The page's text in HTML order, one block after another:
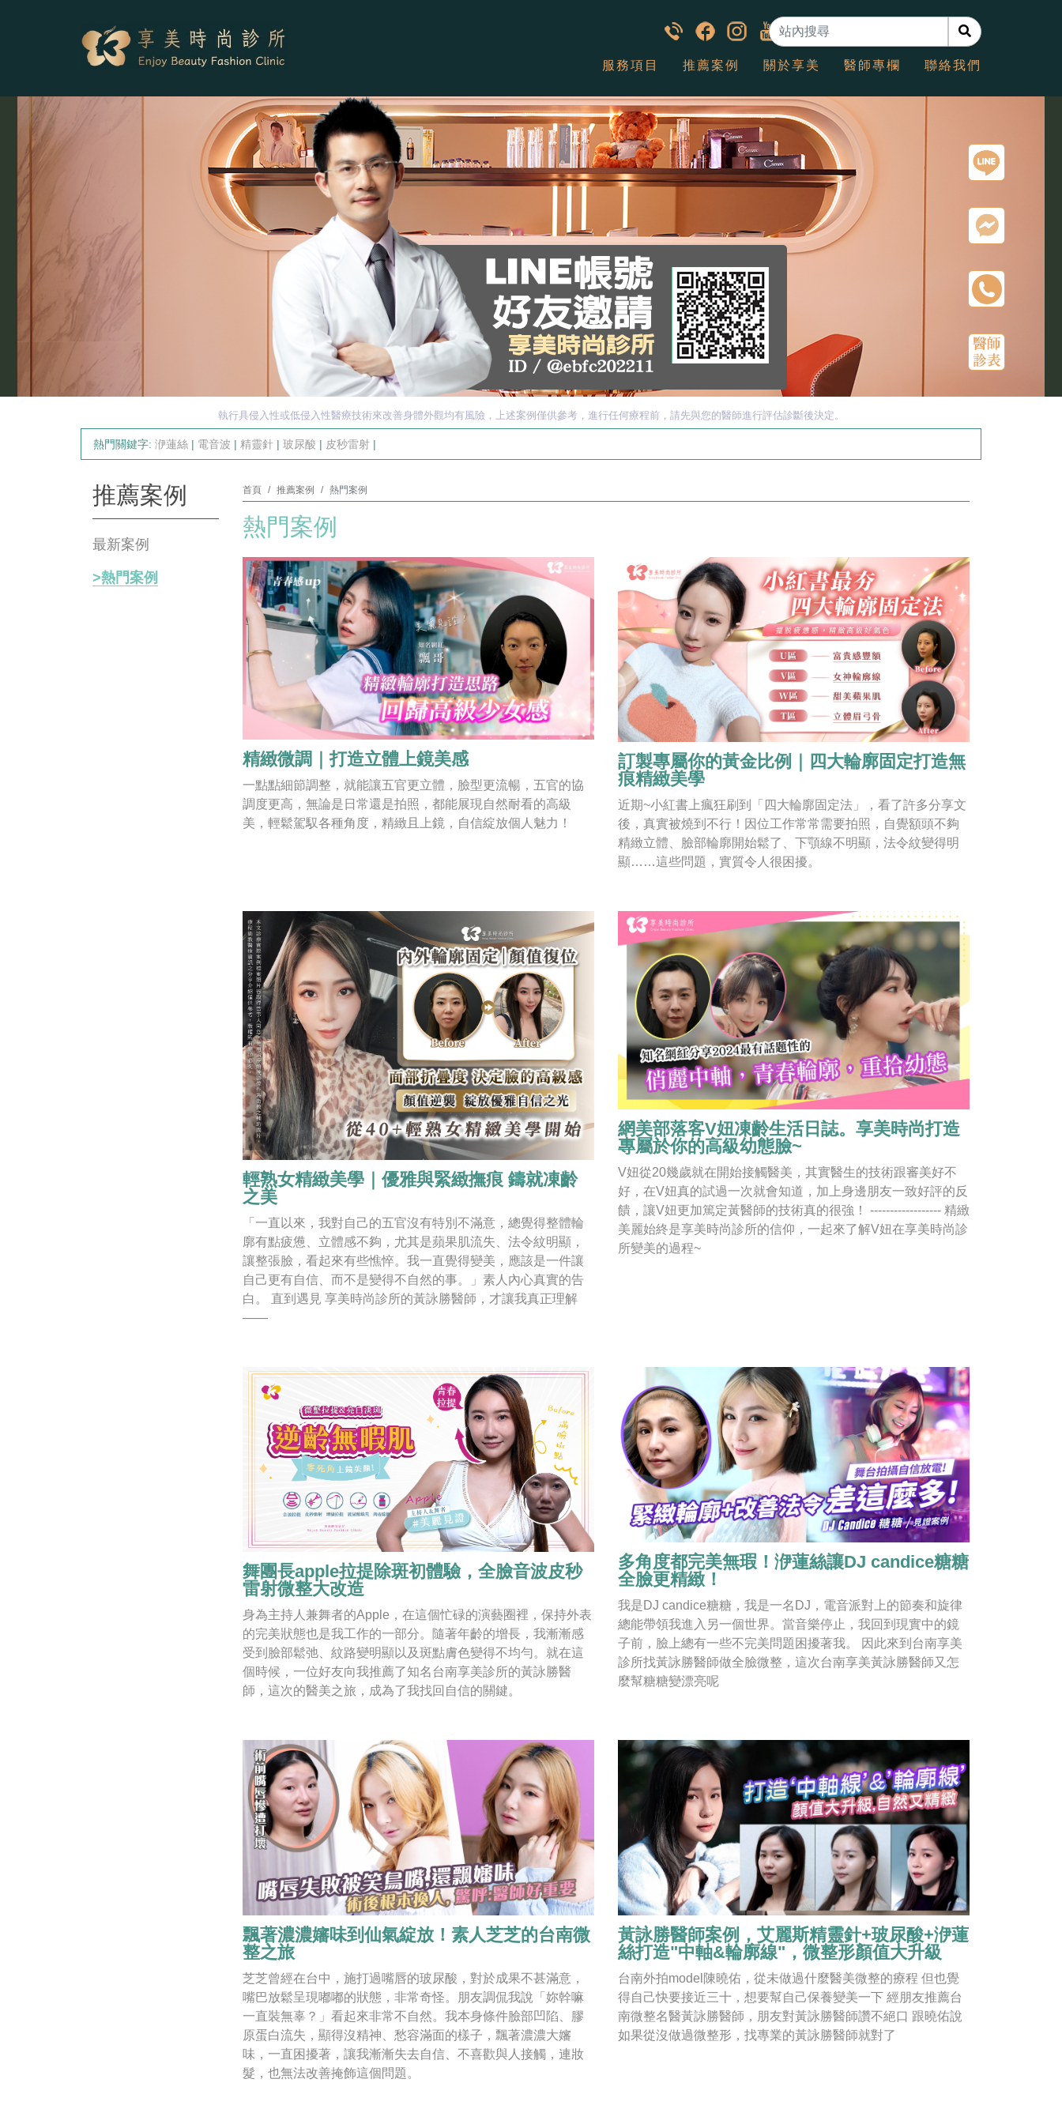
服務項目 推薦案例 關於享美 醫師專欄 聯絡我們
執行具侵入性或低侵入性醫療技術來改善身體外觀均有風險，上述案例僅供參考，進行任何療程前，請先與您的醫師進行評估診斷後決定。
熱門關鍵字: 洢蓮絲 | 電音波 | 精靈針 | 玻尿酸 | 皮秒雷射 |
推薦案例
最新案例
熱門案例
首頁 推薦案例 熱門案例
熱門案例
精緻微調｜打造立體上鏡美感
一點點細節調整，就能讓五官更立體，臉型更流暢，五官的協
調度更高，無論是日常還是拍照，都能展現自然耐看的高級
美，輕鬆駕馭各種角度，精緻且上鏡，自信綻放個人魅力！
訂製專屬你的黃金比例｜四大輪廓固定打造無
痕精緻美學
近期~小紅書上瘋狂刷到「四大輪廓固定法」，看了許多分享文
後，真實被燒到不行！因位工作常常需要拍照，自覺額頭不夠
精緻立體、臉部輪廓開始鬆了、下顎線不明顯，法令紋變得明
顯……這些問題，實質令人很困擾。
輕熟女精緻美學｜優雅與緊緻撫痕 鑄就凍齡
之美
「一直以來，我對自己的五官沒有特別不滿意，總覺得整體輪
廓有點疲憊、立體感不夠，尤其是蘋果肌流失、法令紋明顯，
讓整張臉，看起來有些憔悴。我一直覺得變美，應該是一件讓
自己更有自信、而不是變得不自然的事。」素人內心真實的告
白。 直到遇見 享美時尚診所的黃詠勝醫師，才讓我真正理解
——
網美部落客V妞凍齡生活日誌。享美時尚打造
專屬於你的高級幼態臉~
V妞從20幾歲就在開始接觸醫美，其實醫生的技術跟審美好不
好，在V妞真的試過一次就會知道，加上身邊朋友一致好評的反
饋，讓V妞更加篤定黃醫師的技術真的很強！ ------------------ 精緻
美麗始終是享美時尚診所的信仰，一起來了解V妞在享美時尚診
所變美的過程~
舞團長apple拉提除斑初體驗，全臉音波皮秒
雷射微整大改造
身為主持人兼舞者的Apple，在這個忙碌的演藝圈裡，保持外表
的完美狀態也是我工作的一部分。隨著年齡的增長，我漸漸感
受到臉部鬆弛、紋路變明顯以及斑點膚色變得不均勻。就在這
個時候，一位好友向我推薦了知名台南享美診所的黃詠勝醫
師，這次的醫美之旅，成為了我找回自信的關鍵。
多角度都完美無瑕！洢蓮絲讓DJ candice糖糖
全臉更精緻！
我是DJ candice糖糖，我是一名DJ，電音派對上的節奏和旋律
總能帶領我進入另一個世界。當音樂停止，我回到現實中的鏡
子前，臉上總有一些不完美問題困擾著我。 因此來到台南享美
診所找黃詠勝醫師做全臉微整，這次台南享美黃詠勝醫師又怎
麼幫糖糖變漂亮呢
飄著濃濃嬸味到仙氣綻放！素人芝芝的台南微
整之旅
芝芝曾經在台中，施打過嘴唇的玻尿酸，對於成果不甚滿意，
嘴巴放鬆呈現嘟嘟的狀態，非常奇怪。朋友調侃我說「妳幹嘛
一直裝無辜？」看起來非常不自然。我本身條件臉部凹陷、膠
原蛋白流失，顯得沒精神、愁容滿面的樣子，飄著濃濃大嬸
味，一直困擾著，讓我漸漸失去自信、不喜歡與人接觸，連妝
髮，也無法改善掩飾這個問題。
黃詠勝醫師案例，艾麗斯精靈針+玻尿酸+洢蓮
絲打造"中軸&輪廓線"，微整形顏值大升級
台南外拍model陳曉佑，從未做過什麼醫美微整的療程 但也覺
得自己快要接近三十，想要幫自己保養變美一下 經朋友推薦台
南微整名醫黃詠勝醫師，朋友對黃詠勝醫師讚不絕口 跟曉佑說
如果從沒做過微整形，找專業的黃詠勝醫師就對了